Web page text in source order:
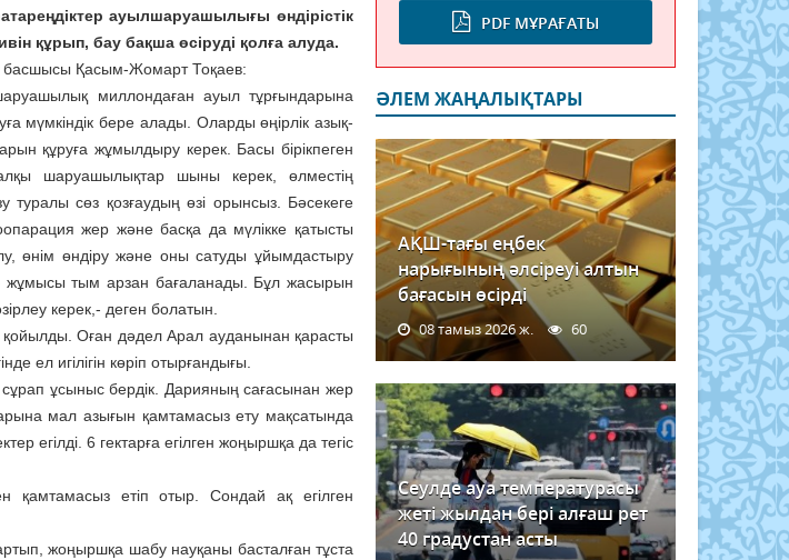
ауылшаруашылығы өндірістік
құрып, бау бақша өсіруді қолға алуда.
басшысы Қасым-Жомарт Тоқаев:
миллондаған ауыл тұрғындарына
мүмкіндік бере алады. Оларды өңірлік азық-
құруға жұмылдыру керек. Басы бірікпеген
шаруашылықтар шыны керек, өлместің
туралы сөз қозғаудың өзі орынсыз. Бәсекеге
жер және басқа да мүлікке қатысты
өнім өндіру және оны сатуды ұйымдастыру
жұмысы тым арзан бағаланады. Бұл жасырын
керек,- деген болатын.
қойылды. Оған дәдел Арал ауданынан қарасты
ел игілігін көріп отырғандығы.
ұсыныс бердік. Дарияның сағасынан жер
мал азығын қамтамасыз ету мақсатында
егілді. 6 гектарға егілген жоңыршқа да тегіс
қамтамасыз етіп отыр. Сондай ақ егілген
жоңыршқа шабу науқаны басталған тұста
PDF МҰРАҒАТЫ
ӘЛЕМ ЖАҢАЛЫҚТАРЫ
АҚШ-тағы еңбек
нарығының әлсіреуі алтын
бағасын өсірді
08 тамыз 2026 ж. 60
Сеулде ауа температурасы
жеті жылдан бері алғаш рет
40 градустан асты